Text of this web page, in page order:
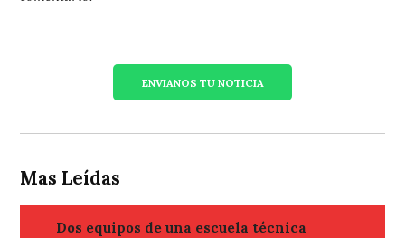
ENVIANOS TU NOTICIA
Mas Leídas